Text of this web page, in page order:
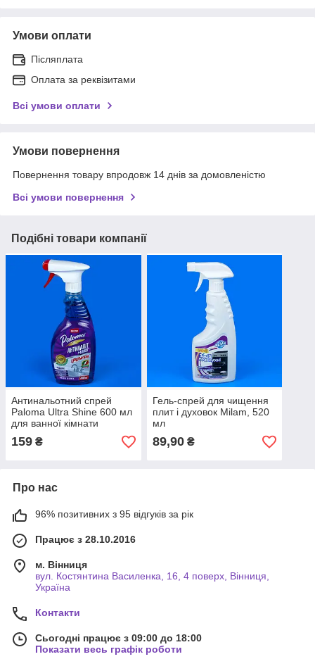
Умови оплати
Післяплата
Оплата за реквізитами
Всі умови оплати
Умови повернення
Повернення товару впродовж 14 днів за домовленістю
Всі умови повернення
Подібні товари компанії
Антинальотний спрей
Paloma Ultra Shine 600 мл
для ванної кімнати
159 ₴
Гель-спрей для чищення
плит і духовок Milam, 520
мл
89,90₴
Про нас
96% позитивних з 95 відгуків за рік
Працює з 28.10.2016
м. Вінниця
вул. Костянтина Василенка, 16, 4 поверх, Вінниця,
Україна
Контакти
Сьогодні працює з 09:00 до 18:00
Показати весь графік роботи